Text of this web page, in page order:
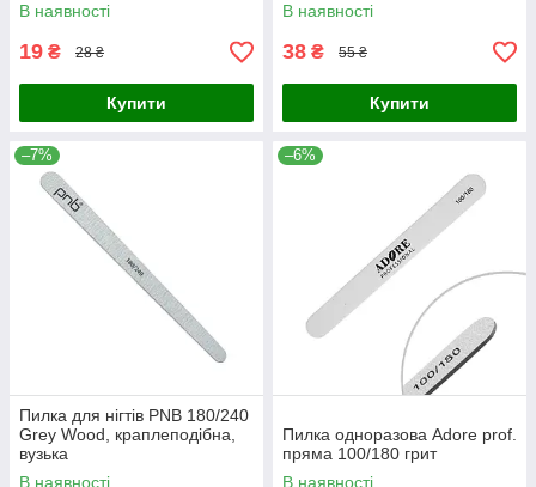
В наявності
19 ₴ 28 ₴
Купити
В наявності
38 ₴ 55 ₴
Купити
–7%
Пилка для нігтів PNB 180/240
Grey Wood, краплеподібна,
вузька
В наявності
–6%
Пилка одноразова Adore prof.
пряма 100/180 грит
В наявності